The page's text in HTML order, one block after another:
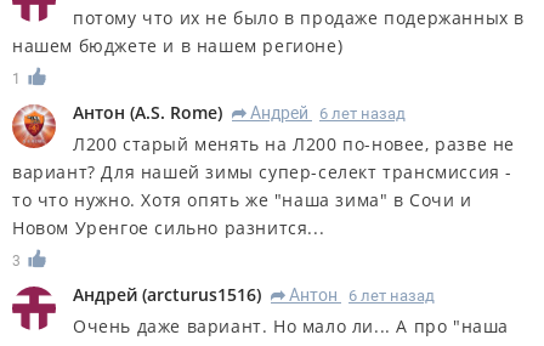
потому что их не было в продаже подержанных в
нашем бюджете и в нашем регионе)
1
Антон (A.S. Rome) R Андрей 6 лет назад
Л200 старый менять на Л200 по-новее, разве не
вариант? Для нашей зимы супер-селект трансмиссия -
то что нужно. Хотя опять же "наша зима" в Сочи и
Новом Уренгое сильно разнится...
3
Андрей (arcturus1516) R Антон 6 лет назад
Очень даже вариант. Но мало ли... А про "наша